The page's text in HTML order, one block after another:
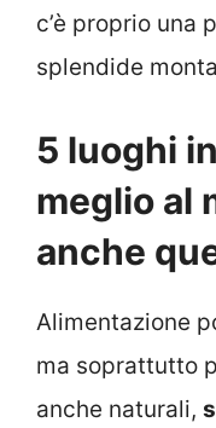
c’è proprio una
splendide
5 luoghi
meglio al
anche
Alimentazione
ma soprattutto
anche naturali,